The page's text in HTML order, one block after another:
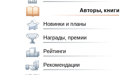
Авторы, книги
Новинки и планы
Награды, премии
Рейтинги
Рекомендации